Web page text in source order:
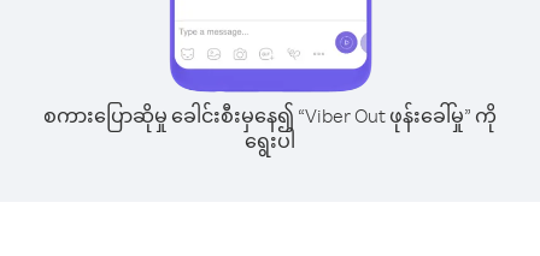
စကားပြောဆိုမှု ခေါင်းစီးမှနေ၍ “Viber Out ဖုန်းခေါ်မှု” ကို
ရွေးပါ